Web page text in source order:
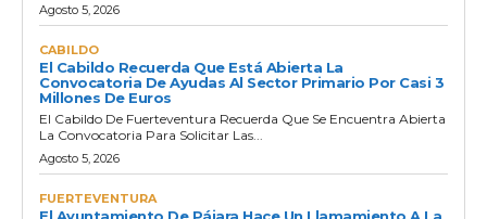
Agosto 5, 2026
CABILDO
El Cabildo Recuerda Que Está Abierta La
Convocatoria De Ayudas Al Sector Primario Por Casi 3
Millones De Euros
El Cabildo De Fuerteventura Recuerda Que Se Encuentra Abierta
La Convocatoria Para Solicitar Las...
Agosto 5, 2026
FUERTEVENTURA
El Ayuntamiento De Pájara Hace Un Llamamiento A La